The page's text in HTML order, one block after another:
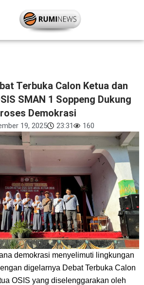
Terbuka Calon Ketua dan
SMAN 1 Soppeng Dukung
Demokrasi
19, 2025 23:31 160
demokrasi menyelimuti lingkungan
digelarnya Debat Terbuka Calon
OSIS yang diselenggarakan oleh